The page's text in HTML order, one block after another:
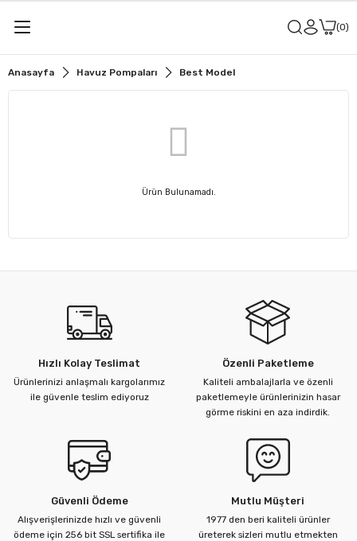
0
Anasayfa Havuz Pompaları Best Model
Ürün Bulunamadı.
Hızlı Kolay Teslimat
Ürünlerinizi anlaşmalı kargolarımız
ile güvenle teslim ediyoruz
Özenli Paketleme
Kaliteli ambalajlarla ve özenli
paketlemeyle ürünlerinizin hasar
görme riskini en aza indirdik.
Güvenli Ödeme
Alışverişlerinizde hızlı ve güvenli
ödeme için 256 bit SSL sertifika ile
Mutlu Müşteri
1977 den beri kaliteli ürünler
üreterek sizleri mutlu etmekten